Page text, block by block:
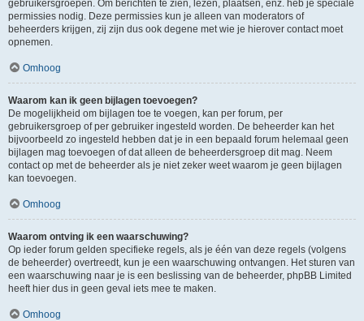
gebruikersgroepen. Om berichten te zien, lezen, plaatsen, enz. heb je speciale
permissies nodig. Deze permissies kun je alleen van moderators of
beheerders krijgen, zij zijn dus ook degene met wie je hierover contact moet
opnemen.
Omhoog
Waarom kan ik geen bijlagen toevoegen?
De mogelijkheid om bijlagen toe te voegen, kan per forum, per
gebruikersgroep of per gebruiker ingesteld worden. De beheerder kan het
bijvoorbeeld zo ingesteld hebben dat je in een bepaald forum helemaal geen
bijlagen mag toevoegen of dat alleen de beheerdersgroep dit mag. Neem
contact op met de beheerder als je niet zeker weet waarom je geen bijlagen
kan toevoegen.
Omhoog
Waarom ontving ik een waarschuwing?
Op ieder forum gelden specifieke regels, als je één van deze regels (volgens
de beheerder) overtreedt, kun je een waarschuwing ontvangen. Het sturen van
een waarschuwing naar je is een beslissing van de beheerder, phpBB Limited
heeft hier dus in geen geval iets mee te maken.
Omhoog